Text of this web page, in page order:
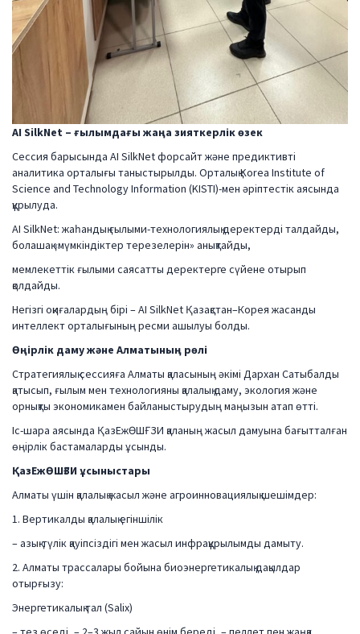
AI SilkNet – ғылымдағы жаңа зияткерлік өзек
Сессия барысында AI SilkNet форсайт және предиктивті
аналитика орталығы таныстырылды. Орталық Korea Institute of
Science and Technology Information (KISTI)-мен әріптестік аясында
құрылуда.
AI SilkNet: жаһандық ғылыми-технологиялық деректерді талдайды,
болашақ «мүмкіндіктер терезелерін» анықтайды,
мемлекеттік ғылыми саясатты деректерге сүйене отырып
қолдайды.
Негізгі оқиғалардың бірі – AI SilkNet Қазақстан–Корея жасанды
интеллект орталығының ресми ашылуы болды.
Өңірлік даму және Алматының рөлі
Стратегиялық сессияға Алматы қаласының әкімі Дархан Сатыбалды
қатысып, ғылым мен технологияны қалалық даму, экология және
орнықты экономикамен байланыстырудың маңызын атап өтті.
Іс-шара аясында ҚазЕжӨШҒЗИ қаланың жасыл дамуына бағытталған
өңірлік бастамаларды ұсынды.
ҚазЕжӨШҒЗИ ұсыныстары
Алматы үшін қалалық жасыл және агроинновациялық шешімдер:
1. Вертикалды қалалық егіншілік
– азық-түлік қауіпсіздігі мен жасыл инфрақұрылымды дамыту.
2. Алматы трассалары бойына биоэнергетикалық дақылдар
отырғызу:
Энергетикалық тал (Salix)